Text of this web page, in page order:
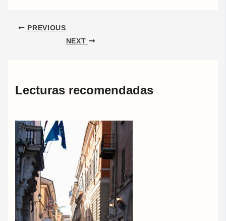
PREVIOUS
NEXT
Lecturas recomendadas